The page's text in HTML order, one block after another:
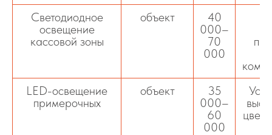
Светодиодное
освещение
кассовой зоны
объект
40
000–
70
000
LED-освещение
примерочных
объект
35
000–
60
000